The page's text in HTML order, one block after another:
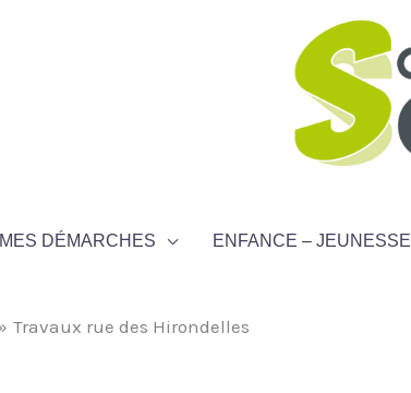
MES DÉMARCHES ENFANCE – JEUNESSE
Travaux rue des Hirondelles